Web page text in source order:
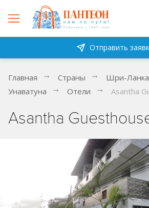
Отправить
Главная Страны
Шри-Ланка
Унаватуна
Отели Asantha
Asantha